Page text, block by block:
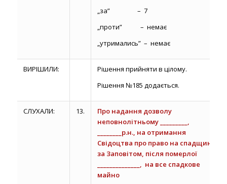
„за” – 7
„проти” – немає
„утримались” – немає
ВИРІШИЛИ:
Рішення прийняти в цілому.
Рішення №185 додається.
СЛУХАЛИ: 13.
Про надання дозволу
неповнолітньому _________,
________р.н., на отримання
Свідоцтва про право на спадщину
за Заповітом, після померлої
______________, на все спадкове
майно